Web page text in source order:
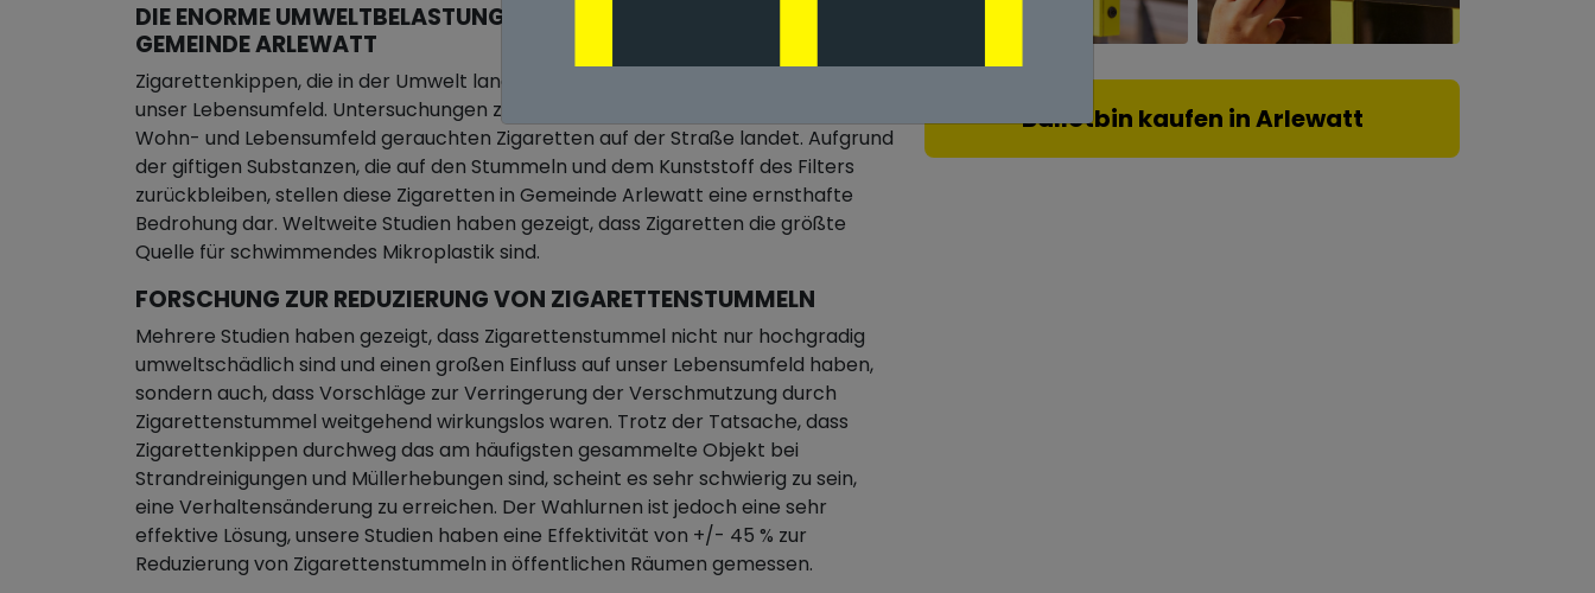
DIE ENORME UMWELTBELASTUNG DURCH ZIGARETTENSTUMMEL IN
GEMEINDE ARLEWATT
Zigarettenkippen, die in der Umwelt landen, haben einen großen Einfluss auf
unser Lebensumfeld. Untersuchungen zeigen, dass ein Großteil der in unserem
Wohn- und Lebensumfeld gerauchten Zigaretten auf der Straße landet. Aufgrund
der giftigen Substanzen, die auf den Stummeln und dem Kunststoff des Filters
zurückbleiben, stellen diese Zigaretten in Gemeinde Arlewatt eine ernsthafte
Bedrohung dar. Weltweite Studien haben gezeigt, dass Zigaretten die größte
Quelle für schwimmendes Mikroplastik sind.
FORSCHUNG ZUR REDUZIERUNG VON ZIGARETTENSTUMMELN
Mehrere Studien haben gezeigt, dass Zigarettenstummel nicht nur hochgradig
umweltschädlich sind und einen großen Einfluss auf unser Lebensumfeld haben,
sondern auch, dass Vorschläge zur Verringerung der Verschmutzung durch
Zigarettenstummel weitgehend wirkungslos waren. Trotz der Tatsache, dass
Zigarettenkippen durchweg das am häufigsten gesammelte Objekt bei
Strandreinigungen und Müllerhebungen sind, scheint es sehr schwierig zu sein,
eine Verhaltensänderung zu erreichen. Der Wahlurnen ist jedoch eine sehr
effektive Lösung, unsere Studien haben eine Effektivität von +/- 45 % zur
Reduzierung von Zigarettenstummeln in öffentlichen Räumen gemessen.
Ballotbin kaufen in Arlewatt